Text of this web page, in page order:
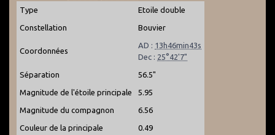
Type
Etoile double
Constellation Bouvier
Coordonnées
AD : 13h46min43s
Dec : 25°42'7"
Séparation 56.5"
Magnitude de l'étoile principale 5.95
Magnitude du compagnon 6.56
Couleur de la principale 0.49